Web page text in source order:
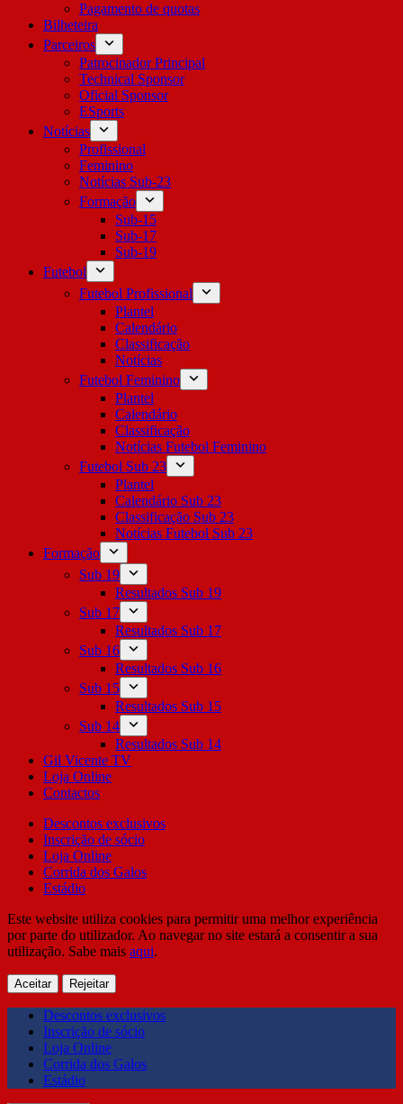
Pagamento de quotas
Bilheteira
Parceiros
Patrocinador Principal
Technical Sponsor
Oficial Sponsor
ESports
Notícias
Profissional
Feminino
Notícias Sub-23
Formação
Sub-15
Sub-17
Sub-19
Futebol
Futebol Profissional
Plantel
Calendário
Classificação
Notícias
Futebol Feminino
Plantel
Calendário
Classificação
Notícias Futebol Feminino
Futebol Sub 23
Plantel
Calendário Sub 23
Classificação Sub 23
Notícias Futebol Sub 23
Formação
Sub 19
Resultados Sub 19
Sub 17
Resultados Sub 17
Sub 16
Resultados Sub 16
Sub 15
Resultados Sub 15
Sub 14
Resultados Sub 14
Gil Vicente TV
Loja Online
Contactos
Descontos exclusivos
Inscrição de sócio
Loja Online
Corrida dos Galos
Estádio
Este website utiliza cookies para permitir uma melhor experiência
por parte do utilizador. Ao navegar no site estará a consentir a sua
utilização. Sabe mais aqui.
Aceitar Rejeitar
Descontos exclusivos
Inscrição de sócio
Loja Online
Corrida dos Galos
Estádio